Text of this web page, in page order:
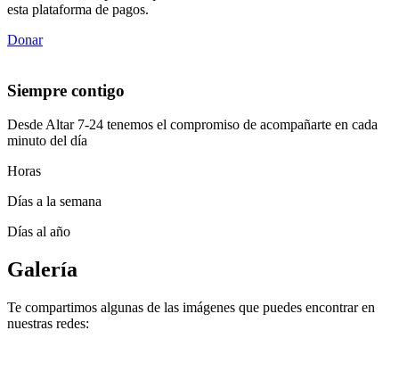
esta plataforma de pagos.
Donar
Siempre contigo
Desde Altar 7-24 tenemos el compromiso de acompañarte en cada
minuto del día
Horas
Días a la semana
Días al año
Galería
Te compartimos algunas de las imágenes que puedes encontrar en
nuestras redes: